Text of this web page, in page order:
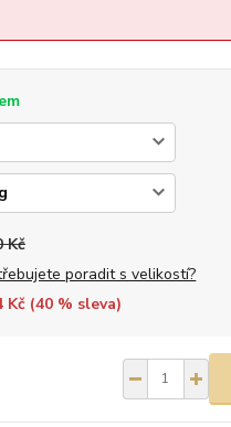
Kč
poradit s velikostí?
Kč (40% sleva)